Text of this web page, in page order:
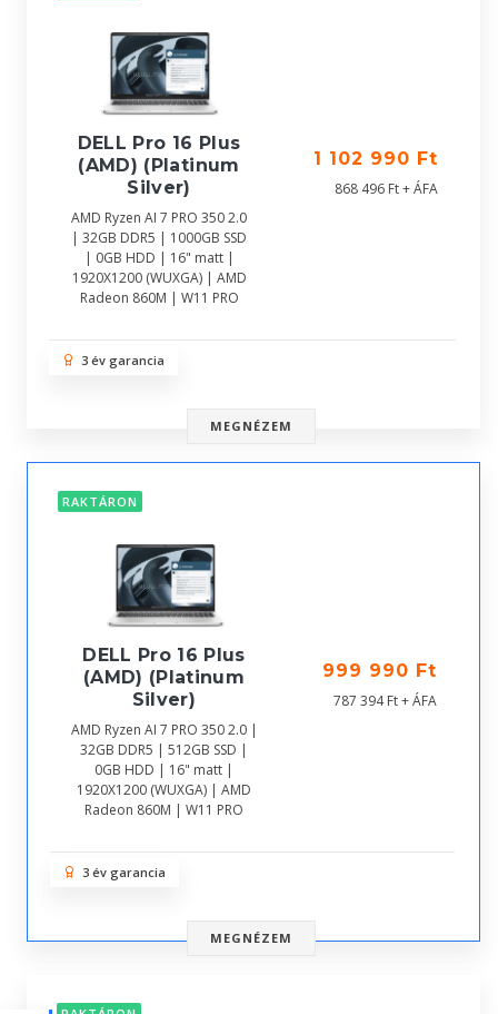
DELL Pro 16 Plus
(AMD) (Platinum
Silver)
AMD Ryzen AI 7 PRO 350 2.0
| 32GB DDR5 | 1000GB SSD
| 0GB HDD | 16" matt |
1920X1200 (WUXGA) | AMD
Radeon 860M | W11 PRO
1 102 990 Ft
868 496 Ft + ÁFA
3 év garancia
MEGNÉZEM
RAKTÁRON
DELL Pro 16 Plus
(AMD) (Platinum
Silver)
AMD Ryzen AI 7 PRO 350 2.0 |
32GB DDR5 | 512GB SSD |
0GB HDD | 16" matt |
1920X1200 (WUXGA) | AMD
Radeon 860M | W11 PRO
999 990 Ft
787 394 Ft + ÁFA
3 év garancia
MEGNÉZEM